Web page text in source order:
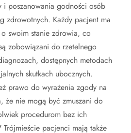
i poszanowania godności osób
zdrowotnych. Każdy pacjent ma
swoim stanie zdrowia, co
zobowiązani do rzetelnego
dostępnych metodach
skutkach ubocznych.
prawo do wyrażenia zgody na
że nie mogą być zmuszani do
procedurom bez ich
pacjenci mają także